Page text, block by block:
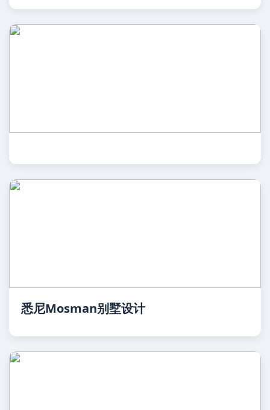
悉尼Mosman别墅设计